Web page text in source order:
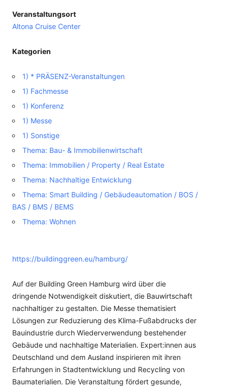
Veranstaltungsort
Altona Cruise Center
Kategorien
1) * PRÄSENZ-Veranstaltungen
1) Fachmesse
1) Konferenz
1) Messe
1) Sonstige
Thema: Bau- & Immobilienwirtschaft
Thema: Immobilien / Property / Real Estate
Thema: Nachhaltige Entwicklung
Thema: Smart Building / Gebäudeautomation / BOS /
BAS / BMS / BEMS
Thema: Wohnen
https://buildinggreen.eu/hamburg/
Auf der Building Green Hamburg wird über die
dringende Notwendigkeit diskutiert, die Bauwirtschaft
nachhaltiger zu gestalten. Die Messe thematisiert
Lösungen zur Reduzierung des Klima-Fußabdrucks der
Bauindustrie durch Wiederverwendung bestehender
Gebäude und nachhaltige Materialien. Expert:innen aus
Deutschland und dem Ausland inspirieren mit ihren
Erfahrungen in Stadtentwicklung und Recycling von
Baumaterialien. Die Veranstaltung fördert gesunde,